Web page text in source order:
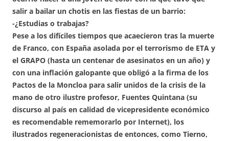
salir a bailar un chotis en las fiestas de un barrio:
-¿Estudias o trabajas?
Pese a los difíciles tiempos que acaecieron tras la muerte
de Franco, con España asolada por el terrorismo de ETA y
el GRAPO (hasta un centenar de asesinatos en un año) y
con una inflación galopante que obligó a la firma de los
Pactos de la Moncloa para salir unidos de la crisis de la
mano de otro ilustre profesor, Fuentes Quintana (su
discurso al país en calidad de vicepresidente económico
es recomendable rememorarlo por Internet), los
ilustrados regeneracionistas de entonces, como Tierno,